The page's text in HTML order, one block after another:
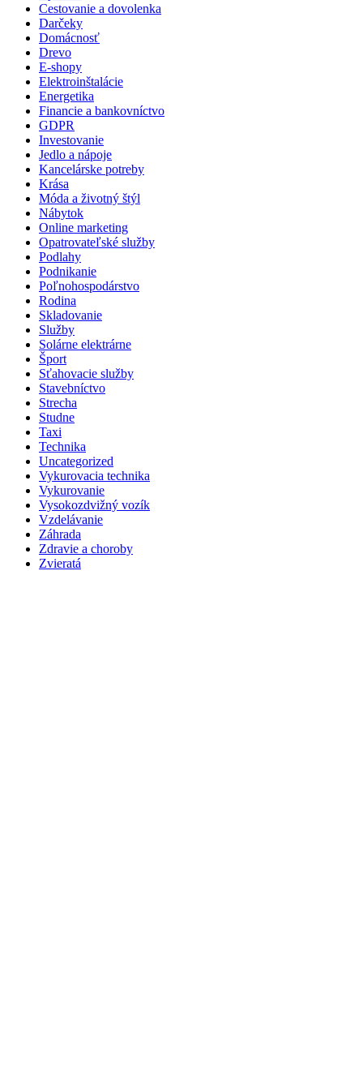
Cestovanie a dovolenka
Darčeky
Domácnosť
Drevo
E-shopy
Elektroinštalácie
Energetika
Financie a bankovníctvo
GDPR
Investovanie
Jedlo a nápoje
Kancelárske potreby
Krása
Móda a životný štýl
Nábytok
Online marketing
Opatrovateľské služby
Podlahy
Podnikanie
Poľnohospodárstvo
Rodina
Skladovanie
Služby
Solárne elektrárne
Šport
Sťahovacie služby
Stavebníctvo
Strecha
Studne
Taxi
Technika
Uncategorized
Vykurovacia technika
Vykurovanie
Vysokozdvižný vozík
Vzdelávanie
Záhrada
Zdravie a choroby
Zvieratá